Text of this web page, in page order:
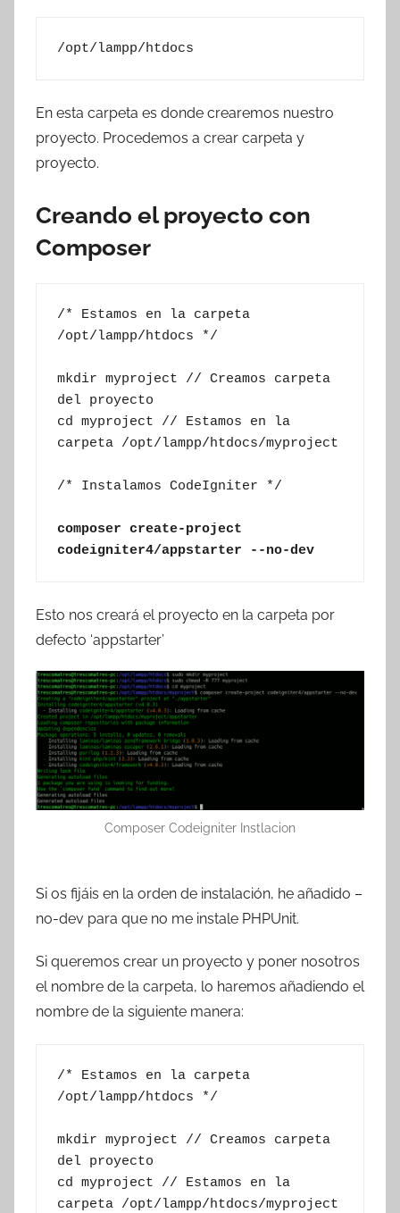
/opt/lampp/htdocs
En esta carpeta es donde crearemos nuestro
proyecto. Procedemos a crear carpeta y
proyecto.
Creando el proyecto con
Composer
/* Estamos en la carpeta
/opt/lampp/htdocs */
mkdir myproject // Creamos carpeta
del proyecto
cd myproject // Estamos en la
carpeta /opt/lampp/htdocs/myproject
/* Instalamos CodeIgniter */
composer create-project
codeigniter4/appstarter --no-dev
Esto nos creará el proyecto en la carpeta por
defecto ‘appstarter’
Composer Codeigniter Instlacion
Si os fijáis en la orden de instalación, he añadido –
no-dev para que no me instale PHPUnit.
Si queremos crear un proyecto y poner nosotros
el nombre de la carpeta, lo haremos añadiendo el
nombre de la siguiente manera:
/* Estamos en la carpeta
/opt/lampp/htdocs */
mkdir myproject // Creamos carpeta
del proyecto
cd myproject // Estamos en la
carpeta /opt/lampp/htdocs/myproject